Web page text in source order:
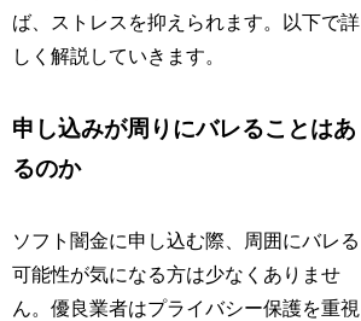
ば、ストレスを抑えられます。以下で詳
しく解説していきます。
申し込みが周りにバレることはあ
るのか
ソフト闇金に申し込む際、周囲にバレる
可能性が気になる方は少なくありませ
ん。優良業者はプライバシー保護を重視